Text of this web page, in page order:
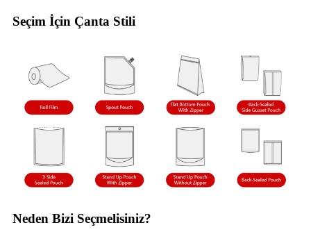
Seçim İçin Çanta Stili
Neden Bizi Seçmelisiniz?